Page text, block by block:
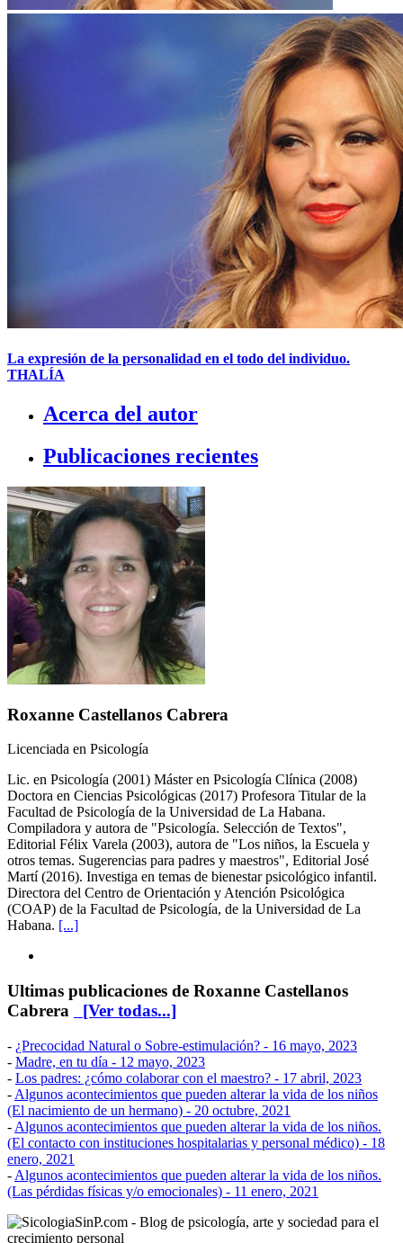
La expresión de la personalidad en el todo del individuo.
THALÍA
Acerca del autor
Publicaciones recientes
Roxanne Castellanos Cabrera
Licenciada en Psicología
Lic. en Psicología (2001) Máster en Psicología Clínica (2008)
Doctora en Ciencias Psicológicas (2017) Profesora Titular de la
Facultad de Psicología de la Universidad de La Habana.
Compiladora y autora de "Psicología. Selección de Textos",
Editorial Félix Varela (2003), autora de "Los niños, la Escuela y
otros temas. Sugerencias para padres y maestros", Editorial José
Martí (2016). Investiga en temas de bienestar psicológico infantil.
Directora del Centro de Orientación y Atención Psicológica
(COAP) de la Facultad de Psicología, de la Universidad de La
Habana. [...]
Ultimas publicaciones de Roxanne Castellanos
Cabrera
[Ver todas...]
- ¿Precocidad Natural o Sobre-estimulación? - 16 mayo, 2023
- Madre, en tu día - 12 mayo, 2023
- Los padres: ¿cómo colaborar con el maestro? - 17 abril, 2023
- Algunos acontecimientos que pueden alterar la vida de los niños
(El nacimiento de un hermano) - 20 octubre, 2021
- Algunos acontecimientos que pueden alterar la vida de los niños.
(El contacto con instituciones hospitalarias y personal médico) - 18
enero, 2021
- Algunos acontecimientos que pueden alterar la vida de los niños.
(Las pérdidas físicas y/o emocionales) - 11 enero, 2021